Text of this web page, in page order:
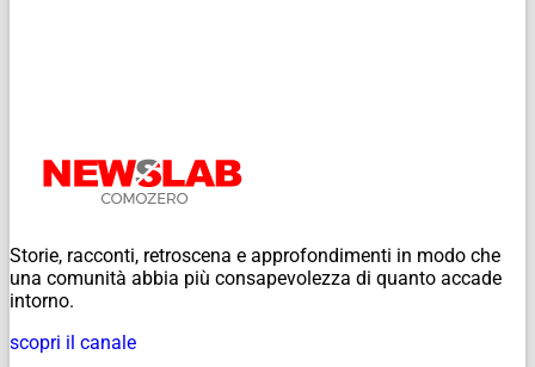
Storie, racconti, retroscena e approfondimenti in modo che
una comunità abbia più consapevolezza di quanto accade
intorno.
scopri il canale